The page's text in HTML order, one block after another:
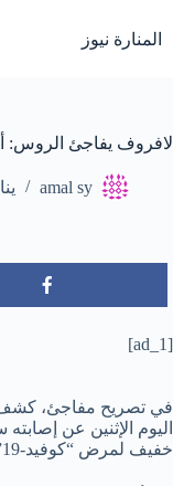
إلى
المحتوى
المنارة نيوز
لافروف يفاجئ الروس:
amal sy يناير
[ad_1]
في تصريح مفاجئ، كشف
اليوم الإثنين عن
خفيف لمرض “كوفيد-19”.